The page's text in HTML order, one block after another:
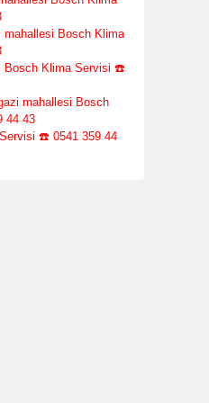
mahallesi Bosch Klima
Bosch Klima Servisi ☎️
mahallesi Bosch
44 43
☎️ 0541 359 44